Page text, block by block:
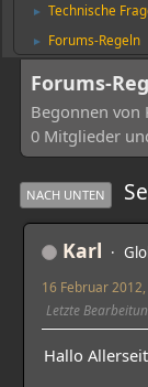
► Technische
► Forums-Regeln
Forums-
Begonnen von
0 Mitglieder
NACH UNTEN
Karl
16 Februar
Letzte
Hallo